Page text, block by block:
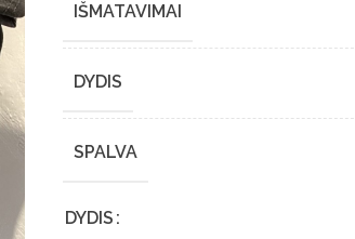
IŠMATAVIMAI
DYDIS
SPALVA
DYDIS